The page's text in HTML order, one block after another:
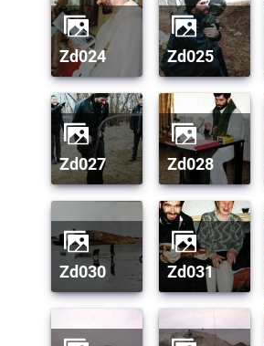
zd024 zd025
zd027 zd028
zd030 zd031